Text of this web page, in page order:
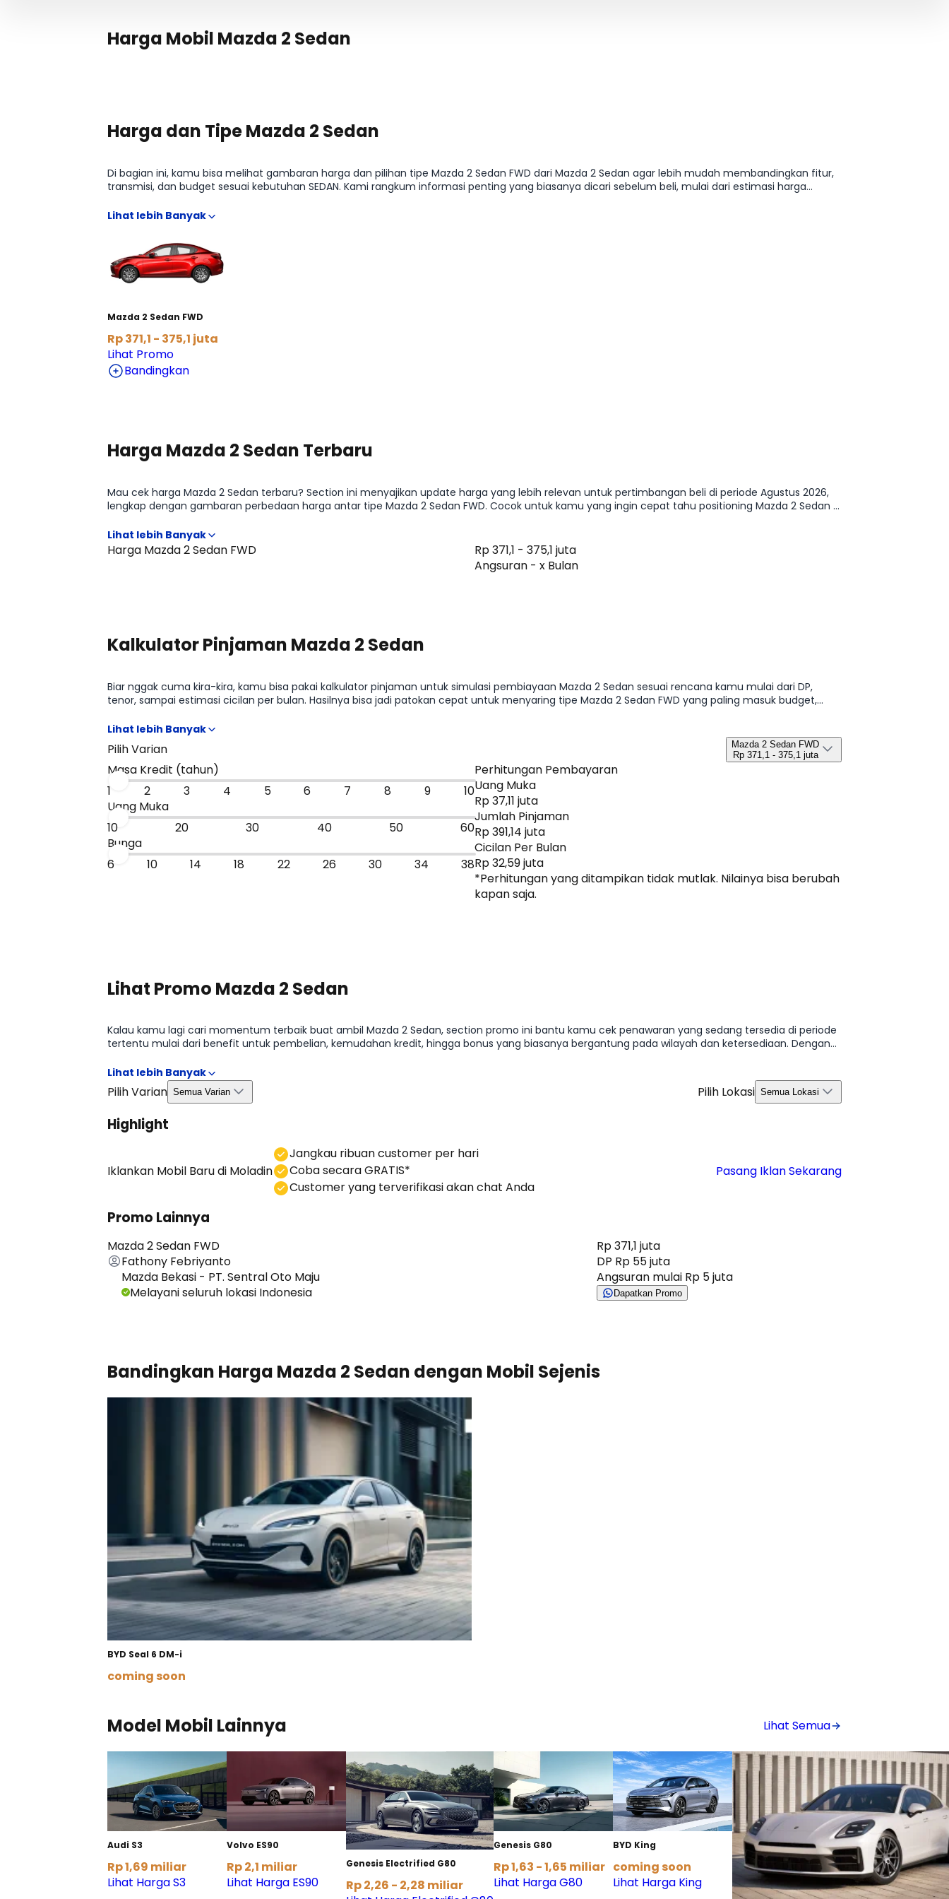
Harga Mobil Mazda 2 Sedan
Harga dan Tipe Mazda 2 Sedan
Di bagian ini, kamu bisa melihat gambaran harga dan pilihan tipe Mazda 2 Sedan FWD dari Mazda 2 Sedan agar lebih mudah membandingkan fitur,
transmisi, dan budget sesuai kebutuhan SEDAN. Kami rangkum informasi penting yang biasanya dicari sebelum beli, mulai dari estimasi harga
Mazda 2 Sedan FWD
Rp 371,1 - 375,1 juta
Lihat Promo
Bandingkan
Harga Mazda 2 Sedan Terbaru
Mau cek harga Mazda 2 Sedan terbaru? Section ini menyajikan update harga yang lebih relevan untuk pertimbangan beli di periode Agustus 2026,
lengkap dengan gambaran perbedaan harga antar tipe Mazda 2 Sedan FWD. Cocok untuk kamu yang ingin cepat tahu positioning Mazda 2 Sedan di
Harga Mazda 2 Sedan FWD
Rp 371,1 - 375,1 juta
Angsuran - x Bulan
Kalkulator Pinjaman Mazda 2 Sedan
Biar nggak cuma kira-kira, kamu bisa pakai kalkulator pinjaman untuk simulasi pembiayaan Mazda 2 Sedan sesuai rencana kamu mulai dari DP,
tenor, sampai estimasi cicilan per bulan. Hasilnya bisa jadi patokan cepat untuk menyaring tipe Mazda 2 Sedan FWD yang paling masuk budget,
Pilih Varian
Mazda 2 Sedan FWD
Rp 371,1 - 375,1 juta
Masa Kredit (tahun)
1
2 3 4 5 6 7 8 9
10
Uang Muka
10
20 30 40 50
60
Bunga
6
10 14 18 22 26 30 34 38
Perhitungan Pembayaran
Uang Muka
Rp 37,11 juta
Jumlah Pinjaman
Rp 391,14 juta
Cicilan Per Bulan
Rp 32,59 juta
*Perhitungan yang ditampikan tidak mutlak. Nilainya bisa berubah
kapan saja.
Lihat Promo Mazda 2 Sedan
Kalau kamu lagi cari momentum terbaik buat ambil Mazda 2 Sedan, section promo ini bantu kamu cek penawaran yang sedang tersedia di periode
tertentu mulai dari benefit untuk pembelian, kemudahan kredit, hingga bonus yang biasanya bergantung pada wilayah dan ketersediaan. Dengan
Pilih Varian Semua Varian Pilih Lokasi Semua Lokasi
Highlight
Iklankan Mobil Barudi Moladin
⁠Jangkau ribuan customer per hari
Coba secara GRATIS*
⁠⁠Customer yang terverifikasi akan chat Anda
Pasang Iklan Sekarang
Promo Lainnya
Mazda 2 Sedan FWD
Fathony Febriyanto
Mazda Bekasi - PT. Sentral Oto Maju
Melayani seluruh lokasi Indonesia
Rp 371,1 juta
DP Rp 55 juta
Angsuran mulai Rp 5 juta
Dapatkan Promo
Bandingkan Harga Mazda 2 Sedan dengan Mobil Sejenis
BYD Seal 6 DM-i
coming soon
Model Mobil Lainnya Lihat Semua
Audi S3
Rp 1,69 miliar
Lihat Harga S3
Volvo ES90
Rp 2,1 miliar
Lihat Harga ES90
Genesis Electrified G80
Rp 2,26 - 2,28 miliar
Genesis G80
Rp 1,63 - 1,65 miliar
Lihat Harga G80
BYD King
coming soon
Lihat Harga King